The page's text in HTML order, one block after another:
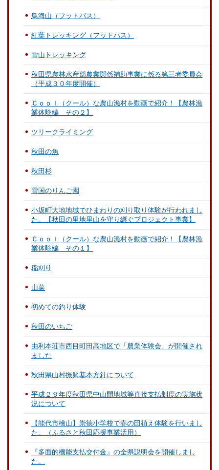
鳥海山（フットパス）
紅葉トレッキング（フットパス）
雪山トレッキング
秋田県農林水産部農業関係補助事業に係る第三者委員会
（平成３０年度開催）
Ｃｏｏｌ（クール）な農山漁村を動画で紹介！【農林漁
業体験編 その２】
ツリークライミング
秋田の魚
秋田杉
雪国のりんご園
小坂町大地地域でひまわりの刈り取り体験が行われまし
た。【秋田の里地里山を守り継ぐプロジェクト事業】
Ｃｏｏｌ（クール）な農山漁村を動画で紹介！【農林漁
業体験編 その１】
稲刈り
山菜
初めての釣り体験
秋田のいちご
由利本荘市西目町田高地区で「農業体験会」が開催され
ました
秋田県山村振興基本方針について
平成２９年度秋田県中山間地域等直接支払制度の実施状
況について
【能代市檜山】崇徳小学校で春の田植え体験を行いまし
た。（ふるさと秋田応援事業活用）
『多面的機能支払交付金』の全県説明会を開催しまし
た。